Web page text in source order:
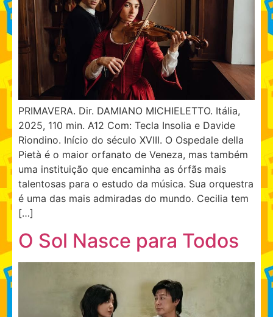
PRIMAVERA. Dir. DAMIANO MICHIELETTO. Itália,
2025, 110 min. A12 Com: Tecla Insolia e Davide
Riondino. Início do século XVIII. O Ospedale della
Pietà é o maior orfanato de Veneza, mas também
uma instituição que encaminha as órfãs mais
talentosas para o estudo da música. Sua orquestra
é uma das mais admiradas do mundo. Cecilia tem
[…]
O Sol Nasce para Todos